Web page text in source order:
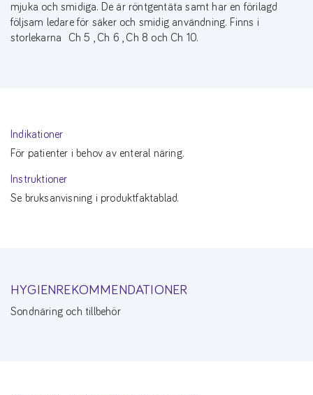
mjuka och smidiga. De är röntgentäta samt har en förilagd
följsam ledare för säker och smidig användning. Finns i
storlekarna Ch 5 , Ch 6 , Ch 8 och Ch 10.
Indikationer
För patienter i behov av enteral näring.
Instruktioner
Se bruksanvisning i produktfaktablad.
HYGIENREKOMMENDATIONER
Sondnäring och tillbehör